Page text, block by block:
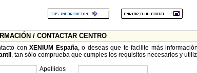
/ CONTACTAR CENTRO
con XENIUM España, o deseas que te facilite más
, tan sólo comprueba que cumples los requisitos necesarios y
Apellidos